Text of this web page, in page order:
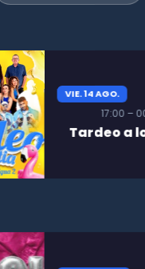
VIE. 14 AGO.
17:00 –
Tardeo a